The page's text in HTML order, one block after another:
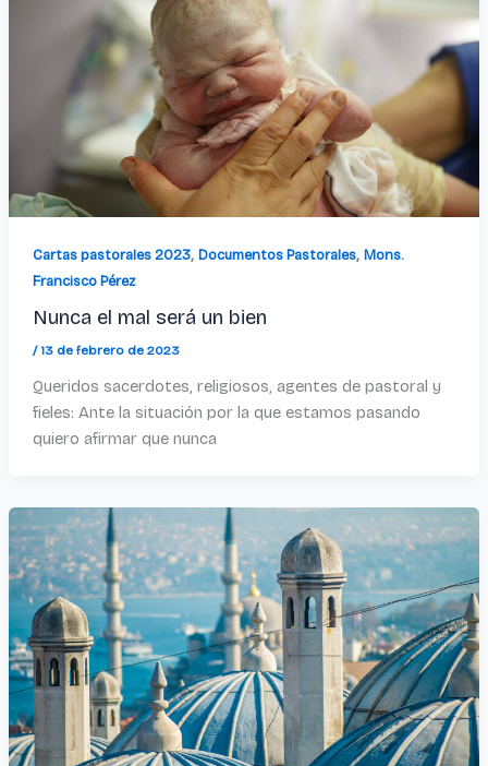
Cartas pastorales 2023, Documentos Pastorales, Mons.
Francisco Pérez
Nunca el mal será un bien
/13 de febrero de 2023
Queridos sacerdotes, religiosos, agentes de pastoral y
fieles: Ante la situación por la que estamos pasando
quiero afirmar que nunca